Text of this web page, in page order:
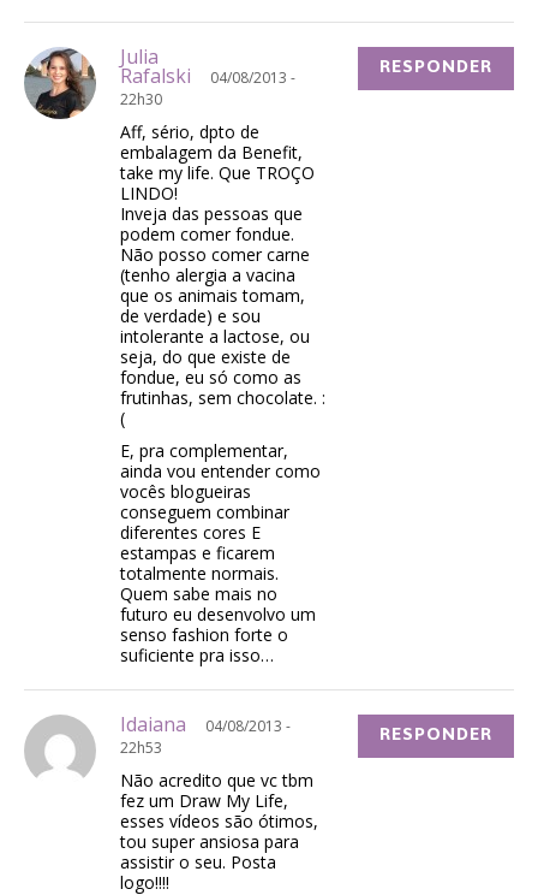
Julia
Rafalski
04/08/2013 -
22h30
Aff, sério, dpto de
embalagem da Benefit,
take my life. Que TROÇO
LINDO!
Inveja das pessoas que
podem comer fondue.
Não posso comer carne
(tenho alergia a vacina
que os animais tomam,
de verdade) e sou
intolerante a lactose, ou
seja, do que existe de
fondue, eu só como as
frutinhas, sem chocolate. :
(
E, pra complementar,
ainda vou entender como
vocês blogueiras
conseguem combinar
diferentes cores E
estampas e ficarem
totalmente normais.
Quem sabe mais no
futuro eu desenvolvo um
senso fashion forte o
suficiente pra isso…
RESPONDER
Idaiana
04/08/2013 -
22h53
Não acredito que vc tbm
fez um Draw My Life,
esses vídeos são ótimos,
tou super ansiosa para
assistir o seu. Posta
logo!!!!
RESPONDER